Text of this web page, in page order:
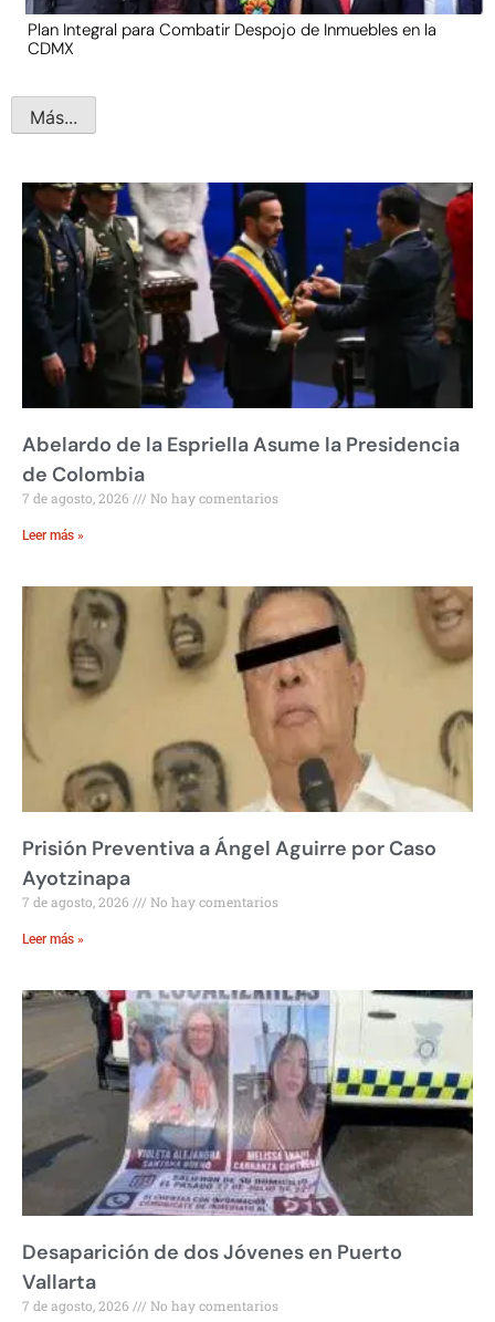
Plan Integral para Combatir Despojo de Inmuebles en la
CDMX
Más...
Abelardo de la Espriella Asume la Presidencia
de Colombia
7 de agosto, 2026 No hay comentarios
Leer más »
Prisión Preventiva a Ángel Aguirre por Caso
Ayotzinapa
7 de agosto, 2026 No hay comentarios
Leer más »
Desaparición de dos Jóvenes en Puerto
Vallarta
7 de agosto, 2026 No hay comentarios